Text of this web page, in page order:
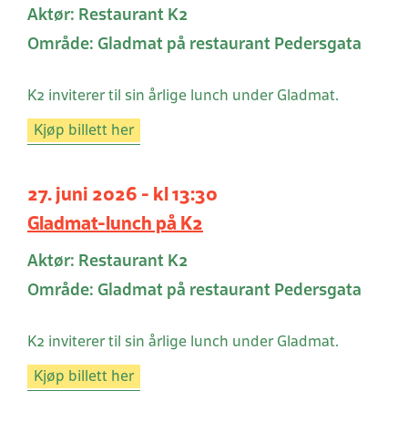
Aktør: Restaurant K2
Område: Gladmat på restaurant Pedersgata
K2 inviterer til sin årlige lunch under Gladmat.
Kjøp billett her
27. juni 2026 - kl 13:30
Gladmat-lunch på K2
Aktør: Restaurant K2
Område: Gladmat på restaurant Pedersgata
K2 inviterer til sin årlige lunch under Gladmat.
Kjøp billett her